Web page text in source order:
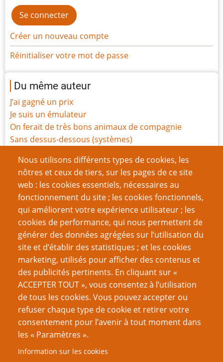
Nous utilisons différents types de cookies, les
nôtres et ceux de tiers, sur les pages de ce site
web : les cookies essentiels, nécessaires au
fonctionnement du site ; les cookies fonctionnels,
qui améliorent votre expérience utilisateur ; les
cookies de performance, qui nous permettent de
générer des données agrégées sur l’utilisation du
site et d’établir des statistiques ; et les cookies
marketing, utilisés pour afficher des contenus et
des publicités pertinents. En cliquant sur «
ACCEPTER TOUT », vous consentez à l’utilisation
de tous les cookies. Vous pouvez accepter ou
refuser chaque type de cookie et retirer votre
consentement pour l’avenir à tout moment dans
les « Paramètres ».
Information sur les cookies
Créer un nouveau compte
Réinitialiser votre mot de passe
Du même auteur
J’ai gagné un prix
Je suis un émulateur
On ferait de très bons animaux de compagnie
Sans dessus-dessous (systèmes)
Rapport de mission
Ode aux Indés
Les jeux en une page sont-ils sans valeur ?
La Carte-X ne vous sauvera pas de tout
Défi du gamer : un jeu par saison
Pagination 1
Page
suivante
››
VOUS AIMEREZ AUSSI
Être un meilleur joueur
Le problème général de l’Indexicalité dans la création
de GN